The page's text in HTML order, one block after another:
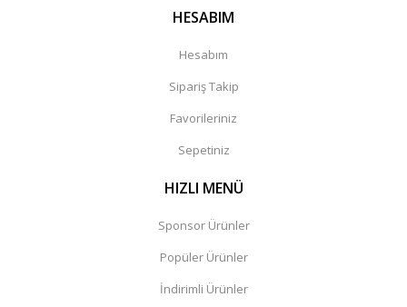
HESABIM
Hesabım
Sipariş Takip
Favorileriniz
Sepetiniz
HIZLI MENÜ
Sponsor Ürünler
Popüler Ürünler
İndirimli Ürünler